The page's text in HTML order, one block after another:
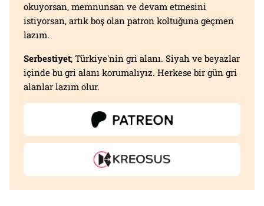
okuyorsan, memnunsan ve devam etmesini
istiyorsan, artık boş olan patron koltuğuna geçmen
lazım.
Serbestiyet; Türkiye'nin gri alanı. Siyah ve beyazlar
içinde bu gri alanı korumalıyız. Herkese bir gün gri
alanlar lazım olur.